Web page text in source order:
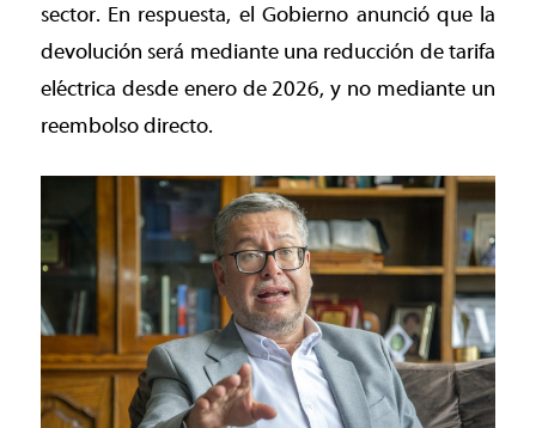
sector. En respuesta, el Gobierno anunció que la
devolución será mediante una reducción de tarifa
eléctrica desde enero de 2026, y no mediante un
reembolso directo.